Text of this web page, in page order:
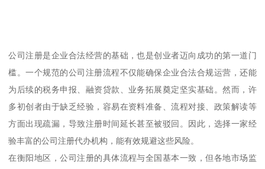
公司注册是企业合法经营的基础，也是创业者迈向成功的第一道门
槛。一个规范的公司注册流程不仅能确保企业合法合规运营，还能
为后续的税务申报、融资贷款、业务拓展奠定坚实基础。然而，许
多初创者由于缺乏经验，容易在资料准备、流程对接、政策解读等
方面出现疏漏，导致注册时间延长甚至被驳回。因此，选择一家经
验丰富的公司注册代办机构，能有效规避这些风险。
在衡阳地区，公司注册的具体流程与全国基本一致，但各地市场监